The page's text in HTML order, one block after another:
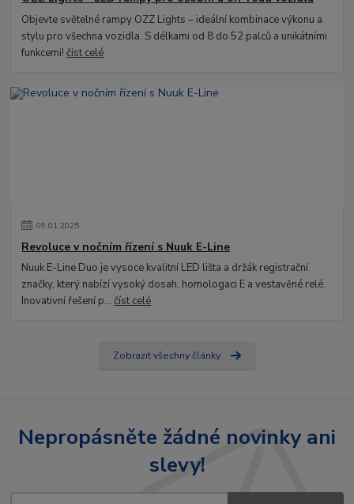
Objevte světelné rampy OZZ Lights – ideální kombinace výkonu a
stylu pro všechna vozidla. S délkami od 8 do 52 palců a unikátními
funkcemi!číst celé
09.01.2025
Revoluce v nočním řízení s Nuuk E-Line
Nuuk E-Line Duo je vysoce kvalitní LED lišta a držák registrační
značky, který nabízí vysoký dosah, homologaci E a vestavěné relé.
Inovativní řešení p...číst celé
Zobrazit všechny články
Nepropásněte žádné novinky ani
slevy!